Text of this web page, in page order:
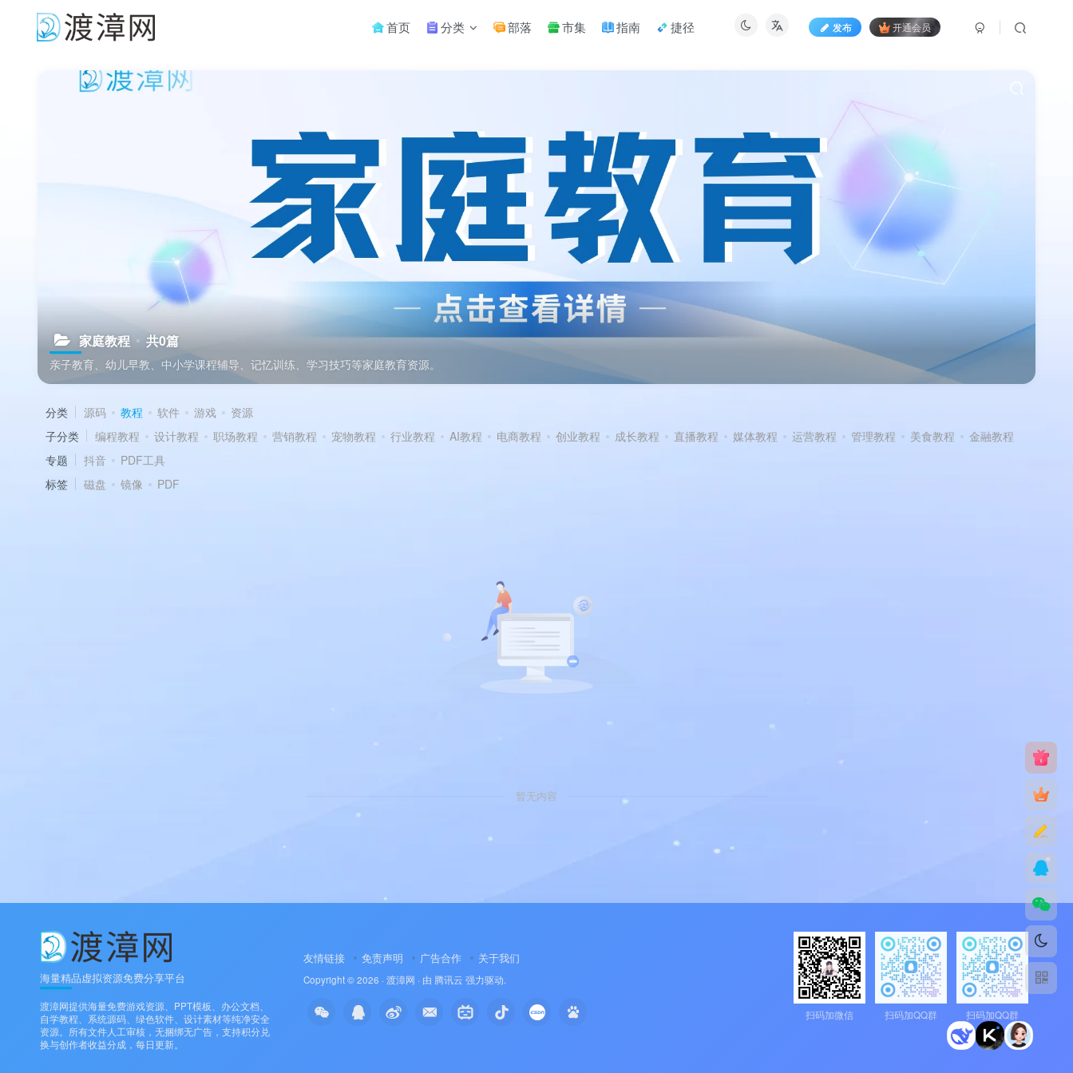
发布 开通会员
首页 分类 部落 市集 指南 捷径
家庭教程 共0篇
亲子教育、幼儿早教、中小学课程辅导、记忆训练、学习技巧等家庭教育资源。
分类 源码 教程 软件 游戏
资源
子分类
编程教程 设计教程 职场教程 营销教程 宠物教程 行业教程 AI教程 电商教程 创业教程 成长教程 直播教程 媒体教程 运营教程 管理教程 美食教程
金融教程
专题
抖音
PDF工具
标签
磁盘 镜像 PDF
暂无内容
海量精品虚拟资源免费分享平台
渡漳网提供海量免费游戏资源、PPT模板、办公文档、
自学教程、系统源码、绿色软件、设计素材等纯净安全
资源。所有文件人工审核，无捆绑无广告，支持积分兑
换与创作者收益分成，每日更新。
友情链接 免责声明 广告合作 关于我们
Copyright © 2026 · 渡漳网 · 由 腾讯云 强力驱动.
扫码加微信 扫码加QQ群 扫码加QQ群